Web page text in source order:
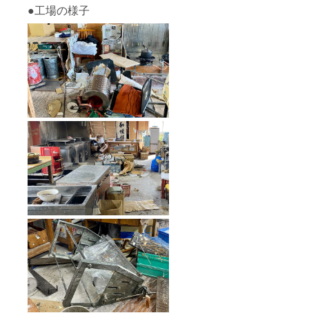
●工場の様子